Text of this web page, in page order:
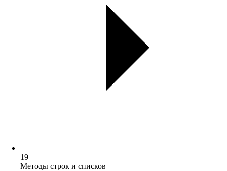
19
Методы строк и списков